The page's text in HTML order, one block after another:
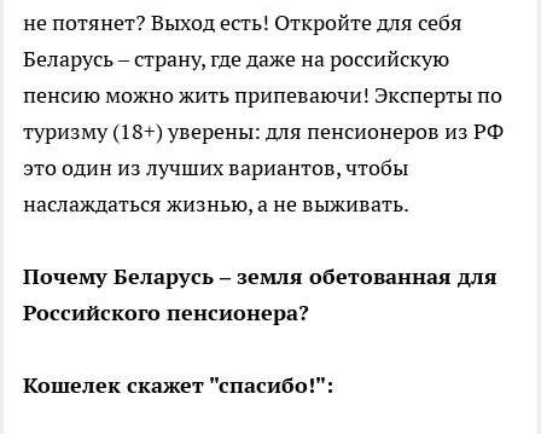
не потянет? Выход есть! Откройте для себя
Беларусь – страну, где даже на российскую
пенсию можно жить припеваючи! Эксперты по
туризму (18+) уверены: для пенсионеров из РФ
это один из лучших вариантов, чтобы
наслаждаться жизнью, а не выживать.
Почему Беларусь – земля обетованная для
Российского пенсионера?
Кошелек скажет "спасибо!":